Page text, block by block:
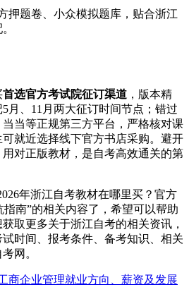
押题卷、小众模拟题库，贴合浙江
首选官方考试院征订渠道 ，版本精
月、11月两大征订时间节点；错过
当等正规第三方平台，严格核对课
就近选择线下官方书店采购。避开
用对正版教材，是自考高效通关的第
年浙江自考教材在哪里买？官方
南”的相关内容了，希望可以帮助
取更多关于浙江自考的相关资讯，
时间、报考条件、备考知识、相关
网。
商企业管理就业方向、薪资及发展